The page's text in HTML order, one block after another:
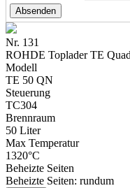
Nr. 131
ROHDE Toplader TE
Modell
TE 50 QN
Steuerung
TC304
Brennraum
50 Liter
Max Temperatur
1320°C
Beheizte Seiten
Beheizte Seiten: rundum